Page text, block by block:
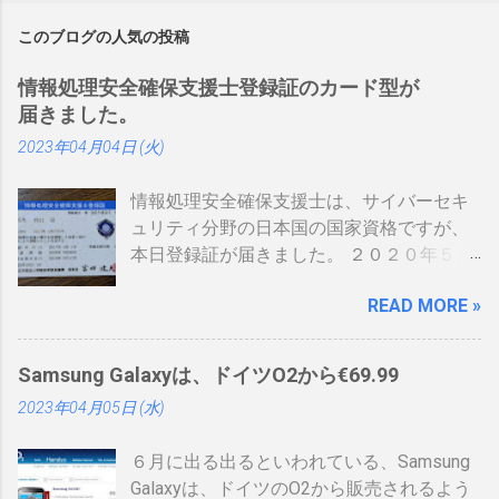
このブログの人気の投稿
情報処理安全確保支援士登録証のカード型が
届きました。
2023年04月04日 (火)
情報処理安全確保支援士は、サイバーセキ
ュリティ分野の日本国の国家資格ですが、
本日登録証が届きました。 ２０２０年５月
登場しました。 制度見直しについて：
https://www.ipa.go.jp/siensi/kaisei.html 情報
処理安全確保支援士の情報は、あまりネッ
トに上がっていないので、情報共有です。
表 パット見て車の免許証みたい。いや保険
ールドと色が変わるらしい。（ゴールドと
READ MORE »
Samsung Galaxyは、ドイツO2から€69.99
2023年04月05日 (水)
６月に出る出るといわれている、Samsung
Galaxyは、ドイツのO2から販売されるよう